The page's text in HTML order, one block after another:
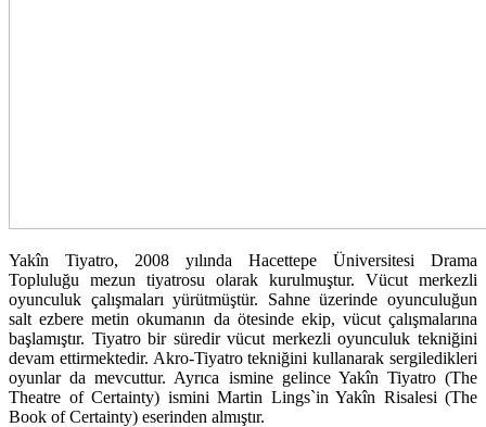
Yakîn Tiyatro, 2008 yılında Hacettepe Üniversitesi Drama
Topluluğu mezun tiyatrosu olarak kurulmuştur. Vücut merkezli
oyunculuk çalışmaları yürütmüştür. Sahne üzerinde oyunculuğun
salt ezbere metin okumanın da ötesinde ekip, vücut çalışmalarına
başlamıştır. Tiyatro bir süredir vücut merkezli oyunculuk tekniğini
devam ettirmektedir. Akro-Tiyatro tekniğini kullanarak sergiledikleri
oyunlar da mevcuttur. Ayrıca ismine gelince Yakîn Tiyatro (The
Theatre of Certainty) ismini Martin Lings`in Yakîn Risalesi (The
Book of Certainty) eserinden almıştır.